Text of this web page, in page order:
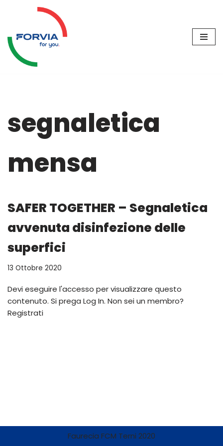
al
contenuto
segnaletica
mensa
SAFER TOGETHER – Segnaletica
avvenuta disinfezione delle
superfici
13 Ottobre 2020
Devi eseguire l'accesso per visualizzare questo
contenuto. Si prega Log In. Non sei un membro?
Registrati
Faurecia FCM Terni 2020